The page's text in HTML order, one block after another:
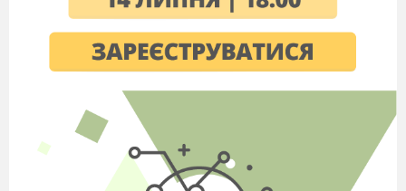
А это уже совсем другая история…
(уходят)
Сказочный голос. В одном сказочном
городе жили коротышки. Коротышками их
маленькие, размером с огурец. И вот однажды,
25 мая 2018 года…
(Звучит музыкальная заставка, выбегают
коротышки)